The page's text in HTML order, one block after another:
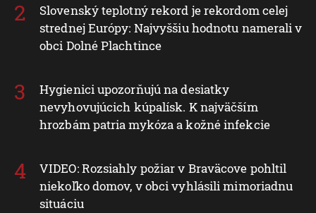
Slovenský teplotný rekord je rekordom celej
strednej Európy: Najvyššiu hodnotu namerali v
obci Dolné Plachtince
Hygienici upozorňujú na desiatky
nevyhovujúcich kúpalísk. K najväčším
hrozbám patria mykóza a kožné infekcie
VIDEO: Rozsiahly požiar v Braväcove pohltil
niekoľko domov, v obci vyhlásili mimoriadnu
situáciu